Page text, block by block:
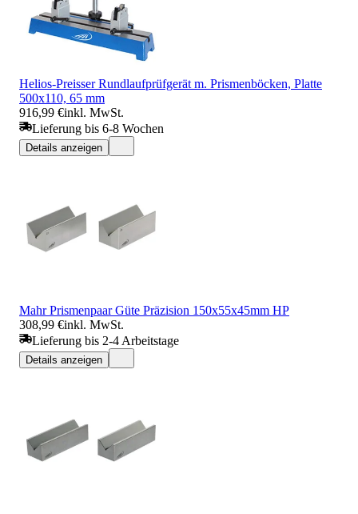
Helios-Preisser Rundlaufprüfgerät m. Prismenböcken, Platte
500x110, 65 mm
916,99 €inkl. MwSt.
Lieferung bis 6-8 Wochen
Details anzeigen
Mahr Prismenpaar Güte Präzision 150x55x45mm HP
308,99 €inkl. MwSt.
Lieferung bis 2-4 Arbeitstage
Details anzeigen